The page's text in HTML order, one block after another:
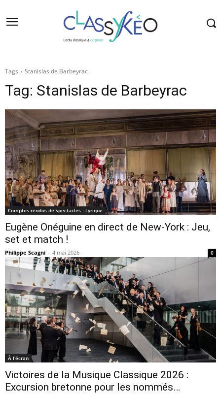
Tags Stanislas de Barbeyrac
Tag: Stanislas de Barbeyrac
Comptes-rendus de spectacles - Lyrique
Eugène Onéguine en direct de New-York : Jeu,
set et match !
Philippe Scagni - 4 mai 2026 0
À l'écran
Victoires de la Musique Classique 2026 :
Excursion bretonne pour les nommés…